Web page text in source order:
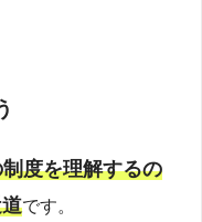
度を理解するの
です。